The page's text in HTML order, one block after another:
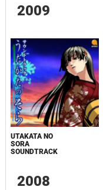
2009
UTAKATA NO
SORA
SOUNDTRACK
2008